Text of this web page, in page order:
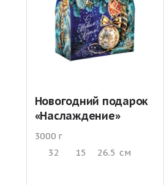
Новогодний подарок
«Наслаждение»
3000 г
32
15 26.5 см